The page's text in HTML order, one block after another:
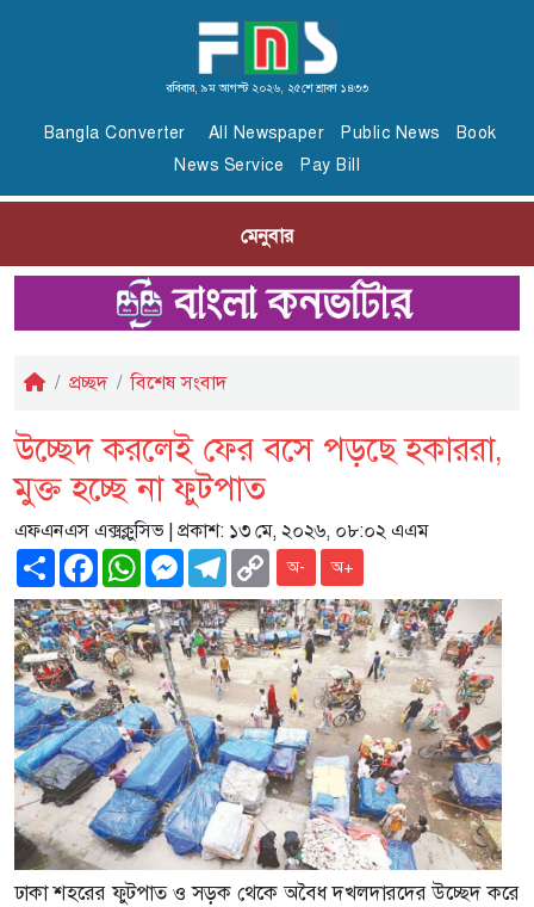
রবিবার, ৯ম আগস্ট ২০২৬, ২৫শে শ্রাবণ ১৪৩৩
Bangla Converter All Newspaper Public News
Book
News Service
Pay Bill
মেনুবার
প্রচ্ছদ বিশেষ সংবাদ
উচ্ছেদ করলেই ফের বসে পড়ছে হকাররা,
মুক্ত হচ্ছে না ফুটপাত
এফএনএস এক্সক্লুসিভ | প্রকাশ: ১৩ মে, ২০২৬, ০৮:০২ এএম
ShareFacebookWhatsAppMessenger
Telegram
Copy
Link
অ- অ+
ঢাকা শহরের ফুটপাত ও সড়ক থেকে অবৈধ দখলদারদের উচ্ছেদ করে